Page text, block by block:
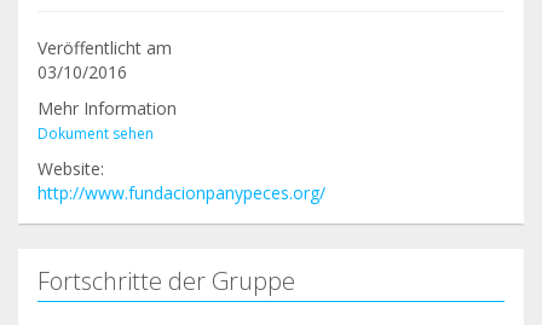
Veröffentlicht am
03/10/2016
Mehr Information
Dokument sehen
Website:
http://www.fundacionpanypeces.org/
Fortschritte der Gruppe